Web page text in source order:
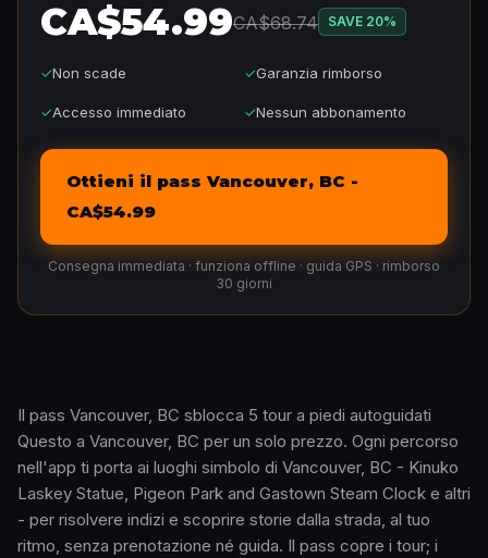
CA$54.99CA$68.74 SAVE 20%
✓Non scade ✓Garanzia rimborso
✓Accesso immediato ✓Nessun abbonamento
Ottieni il pass Vancouver, BC -
CA$54.99
Consegna immediata · funziona offline · guida GPS · rimborso
30 giorni
Il pass Vancouver, BC sblocca 5 tour a piedi autoguidati
Questo a Vancouver, BC per un solo prezzo. Ogni percorso
nell'app ti porta ai luoghi simbolo di Vancouver, BC - Kinuko
Laskey Statue, Pigeon Park and Gastown Steam Clock e altri
- per risolvere indizi e scoprire storie dalla strada, al tuo
ritmo, senza prenotazione né guida. Il pass copre i tour; i